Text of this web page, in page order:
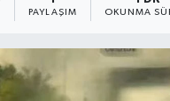
PAYLAŞIM OKUNMA